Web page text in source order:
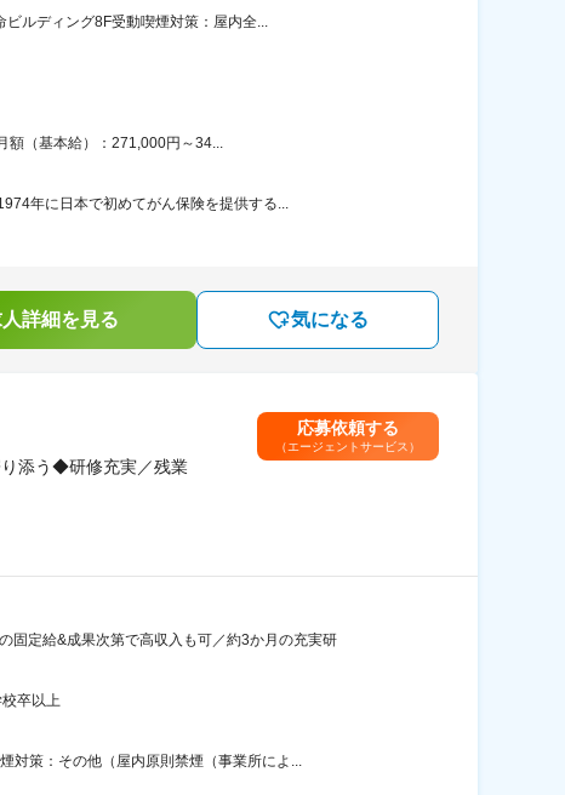
ルディング8F受動喫煙対策：屋内全...
（基本給）：271,000円～34...
年に日本で初めてがん保険を提供する...
詳細を見る 気になる
添う◆研修充実／残業
応募依頼する
（エージェントサービス）
固定給&成果次第で高収入も可／約3か月の充実研
卒以上
対策：その他（屋内原則禁煙（事業所によ...